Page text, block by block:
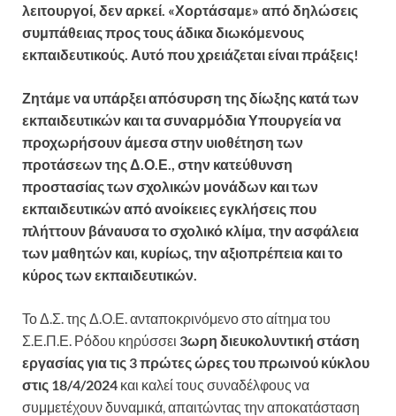
λειτουργοί, δεν αρκεί. «Χορτάσαμε» από δηλώσεις
συμπάθειας προς τους άδικα διωκόμενους
εκπαιδευτικούς. Αυτό που χρειάζεται είναι πράξεις!
Ζητάμε να υπάρξει απόσυρση της δίωξης κατά των
εκπαιδευτικών και τα συναρμόδια Υπουργεία να
προχωρήσουν άμεσα στην υιοθέτηση των
προτάσεων της Δ.Ο.Ε., στην κατεύθυνση
προστασίας των σχολικών μονάδων και των
εκπαιδευτικών από ανοίκειες εγκλήσεις που
πλήττουν βάναυσα το σχολικό κλίμα, την ασφάλεια
των μαθητών και, κυρίως, την αξιοπρέπεια και το
κύρος των εκπαιδευτικών.
Το Δ.Σ. της Δ.Ο.Ε. ανταποκρινόμενο στο αίτημα του
Σ.Ε.Π.Ε. Ρόδου κηρύσσει 3ωρη διευκολυντική στάση
εργασίας για τις 3 πρώτες ώρες του πρωινού κύκλου
στις 18/4/2024 και καλεί τους συναδέλφους να
συμμετέχουν δυναμικά, απαιτώντας την αποκατάσταση